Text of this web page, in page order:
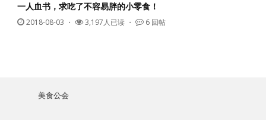
一人血书，求吃了不容易胖的小零食！
2018-08-03 ・ 3,197人已读 ・ 6 回帖
美食公会